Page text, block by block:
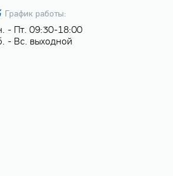
График работы:
- Пт. 09:30-18:00
- Вс. выходной